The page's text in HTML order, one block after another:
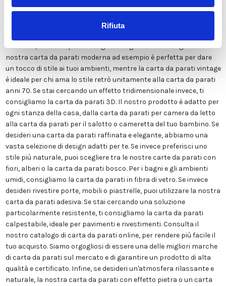
Rifiuta
ECOLOGICO e GREEN GUARD GOLD, garantendo la massima
sicurezza per te e la tua famiglia. Disponiamo di una vasta gamma
DI VETRO, ed un ampio catalogo immagini molto variegato. La
nostra carta da parati moderna ad esempio è perfetta per dare
un tocco di stile ai tuoi ambienti, mentre la carta da parati vintage
è ideale per chi ama lo stile retrò unitamente alla carta da parati
anni 70. Se stai cercando un effetto tridimensionale invece, ti
consigliamo la carta da parati 3D. Il nostro prodotto è adatto per
ogni stanza della casa, dalla carta da parati per camera da letto
alla carta da parati per il salotto o cameretta del tuo bambino. Se
desideri una carta da parati raffinata e elegante, abbiamo una
vasta selezione di design adatti per te. Se invece preferisci uno
stile più naturale, puoi scegliere tra le nostre carte da parati con
fiori, alberi o la carta da parati bosco. Per i bagni e gli ambienti
umidi, consigliamo la carta da parati in fibra di vetro. Se invece
desideri rivestire porte, mobili o piastrelle, puoi utilizzare la nostra
carta da parati adesiva. Se stai cercando una soluzione
particolarmente resistente, ti consigliamo la carta da parati
calpestabile, ideale per pavimenti e rivestimenti. Consulta il
nostro catalogo di carta da parati online, per rendere più facile il
tuo acquisto. Siamo orgogliosi di essere una delle migliori marche
di carta da parati sul mercato e di garantire un prodotto di alta
qualità e certificato. Infine, se desideri un'atmosfera rilassante e
naturale, la nostra carta da parati con effetto pietra o un carta